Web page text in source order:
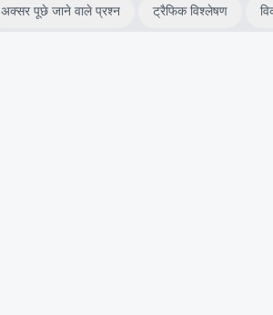
अक्सर पूछे जाने वाले प्रश्न ट्रैफिक विश्लेषण